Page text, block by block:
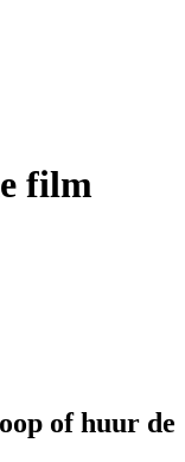
film
of huur de